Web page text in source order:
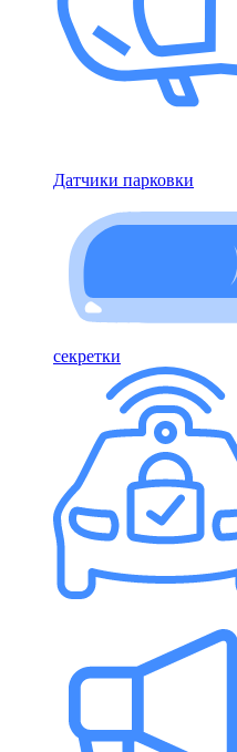
Датчики парковки
секретки